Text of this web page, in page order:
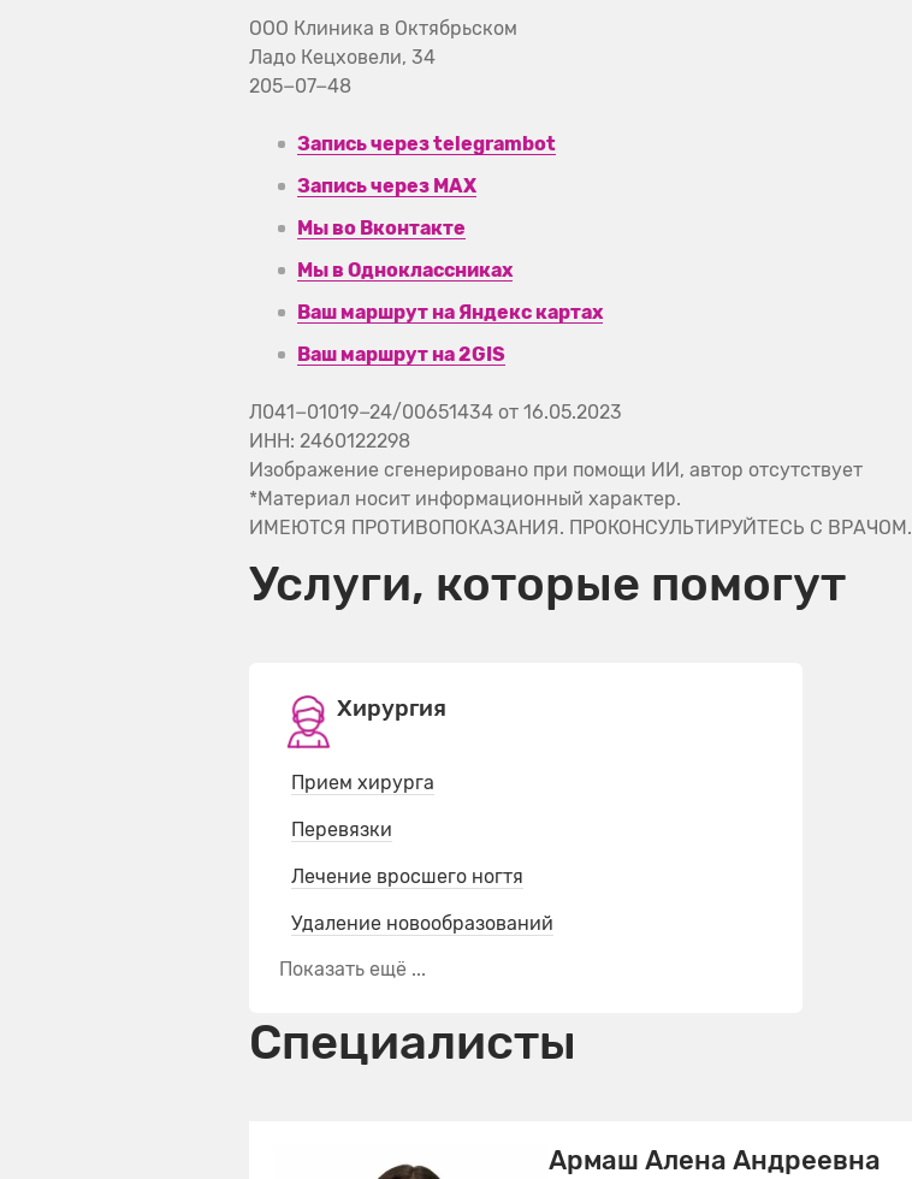
ООО Клиника в Октябрьском
Ладо Кецховели, 34
205−07−48
Запись через telegrambot
Запись через MAX
Мы во Вконтакте
Мы в Одноклассниках
Ваш маршрут на Яндекс картах
Ваш маршрут на 2GIS
Л041−01019−24/00651434 от 16.05.2023
ИНН: 2460122298
Изображение сгенерировано при помощи ИИ, автор отсутствует
*Материал носит информационный характер.
ИМЕЮТСЯ ПРОТИВОПОКАЗАНИЯ. ПРОКОНСУЛЬТИРУЙТЕСЬ С ВРАЧОМ.
Услуги, которые помогут
Хирургия
Прием хирурга
Перевязки
Лечение вросшего ногтя
Удаление новообразований
Показать ещё ...
Специалисты
Армаш Алена Андреевна